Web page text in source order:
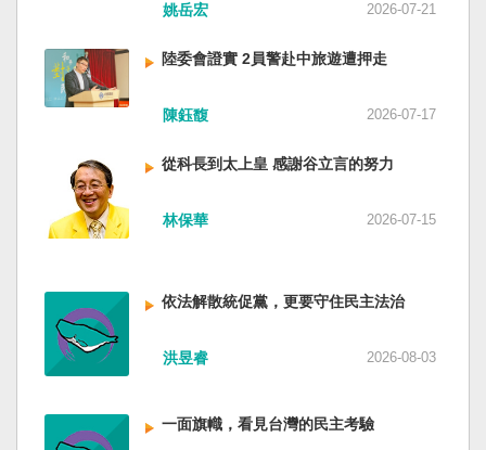
姚岳宏 2026-07-21
陸委會證實 2員警赴中旅遊遭押走
陳鈺馥 2026-07-17
從科長到太上皇 感謝谷立言的努力
林保華 2026-07-15
依法解散統促黨，更要守住民主法治
洪昱睿 2026-08-03
一面旗幟，看見台灣的民主考驗